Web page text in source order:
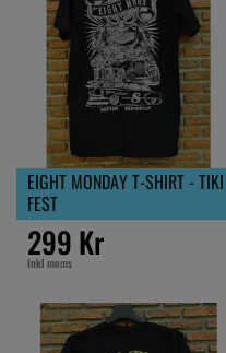
EIGHT MONDAY T-SHIRT - TIKI
FEST
299 Kr
Inkl moms